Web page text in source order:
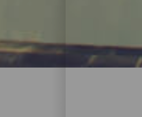
Ob du dich nach
Landhäusern
Insel auskosten